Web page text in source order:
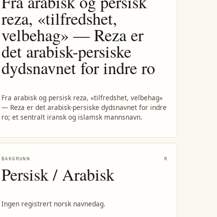
reza, «tilfredshet,
velbehag» — Reza er
det arabisk-persiske
dydsnavnet for indre ro
Fra arabisk og persisk reza, «tilfredshet, velbehag»
— Reza er det arabisk-persiske dydsnavnet for indre
ro; et sentralt iransk og islamsk mannsnavn.
BAKGRUNN R
Persisk / Arabisk
Ingen registrert norsk navnedag.